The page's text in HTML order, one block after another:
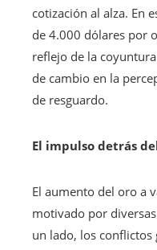
cotización al alza. En
de 4.000 dólares por
reflejo de la
de cambio en la
de resguardo.
El impulso detrás
El aumento del oro a
motivado por
un lado, los conflictos